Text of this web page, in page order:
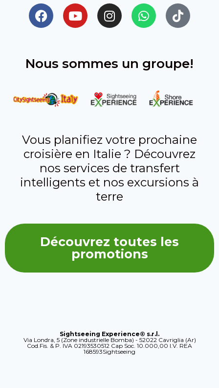
Nous sommes un groupe!
Vous planifiez votre prochaine
croisière en Italie ? Découvrez
nos services de transfert
intelligents et nos excursions à
terre
Découvrez toutes les
promotions
Sightseeing Experience® s.r.l.
Via Londra, 5 (Zone industrielle Bomba) - 52022 Cavriglia (Ar)
Cod.Fis. & P. IVA 02193530512 Cap Soc. 10.000,00 I.V. REA
168593Sightseeing